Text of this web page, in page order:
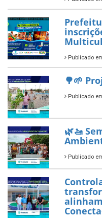
ÚLTIMAS NOTÍCIAS
Publicado
novos
Publicado